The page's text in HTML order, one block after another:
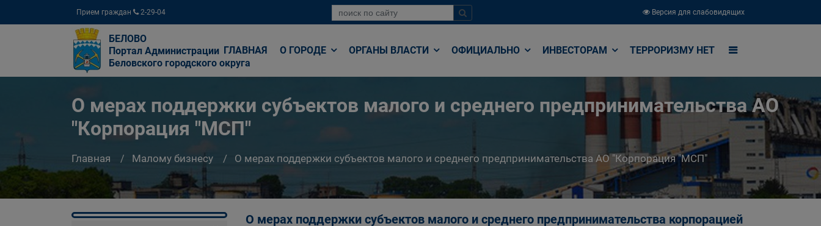
Прием граждан 2-29-04 Версия для слабовидящих
БЕЛОВО
Портал Администрации
Беловского городского округа
ГЛАВНАЯ О ГОРОДЕ ОРГАНЫ ВЛАСТИ ОФИЦИАЛЬНО ИНВЕСТОРАМ ТЕРРОРИЗМУ НЕТ
О мерах поддержки субъектов малого и среднего предпринимательства АО
"Корпорация "МСП"
Главная Малому бизнесу О мерах поддержки субъектов малого и среднего предпринимательства АО "Корпорация "МСП"
О мерах поддержки субъектов малого и среднего предпринимательства корпорацией